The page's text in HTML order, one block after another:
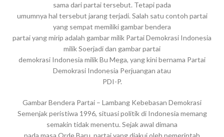
sama dari partai tersebut. Tetapi pada
umumnya hal tersebut jarang terjadi. Salah satu contoh partai
yang sempat memiliki gambar bendera
partai yang mirip adalah gambar milik Partai Demokrasi Indonesia
milik Soerjadi dan gambar partai
demokrasi Indonesia milik Bu Mega, yang kini bernama Partai
Demokrasi Indonesia Perjuangan atau
PDI-P.
Gambar Bendera Partai – Lambang Kebebasan Demokrasi
Semenjak peristiwa 1996, situasi politik di Indonesia memang
semakin tidak menentu. Sejak awal dimana